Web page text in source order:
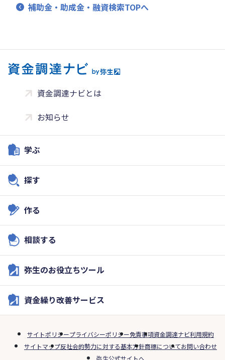
補助金・助成金・融資検索TOPへ
資金調達ナビとは
お知らせ
学ぶ
探す
作る
相談する
弥生のお役立ちツール
資金繰り改善サービス
サイトポリシープライバシーポリシー免責事項資金調達ナビ利用規約
サイトマップ反社会的勢力に対する基本方針商標についてお問い合わせ